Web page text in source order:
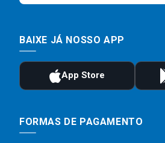
BAIXE JÁ NOSSO APP
FORMAS DE PAGAMENTO